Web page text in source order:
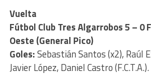
Vuelta
Fútbol Club Tres Algarrobos 5 – 0
Oeste (General Pico)
Goles:Sebastián Santos (x2), Raúl
Javier López, Daniel Castro (F.C.T.A.).